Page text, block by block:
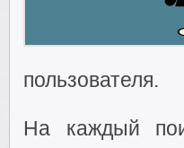
пользователя.
На каждый